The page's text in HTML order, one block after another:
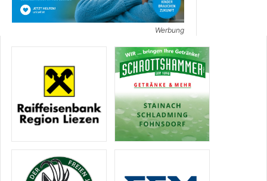
Werbung